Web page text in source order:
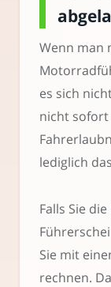
Wenn man
es sich
nicht sofort
lediglich
Falls Sie
Sie mit
rechnen.